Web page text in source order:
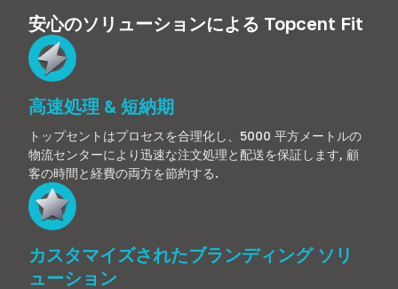
安心のソリューションによる Topcent Fit
高速処理 & 短納期
トップセントはプロセスを合理化し、5000 平方メートルの
物流センターにより迅速な注文処理と配送を保証します, 顧
客の時間と経費の両方を節約する.
カスタマイズされたブランディング ソリ
ューション